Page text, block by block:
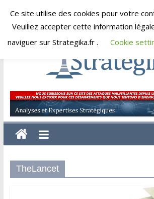
Skip
lundi, août 10, 2026
Strategika
Expertise
et
Analyses
TheLancet
Ce site utilise des cookies pour votre
Veuillez accepter cette information
naviguer sur Strategika.fr .
Cookie